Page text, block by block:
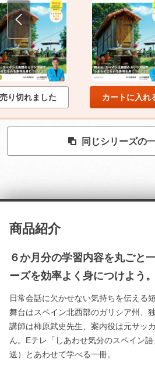
売り切れました カートに入れ
同じシリーズの
商品紹介
６か月分の学習内容を丸ごと
ーズを効率よく身につけよう。
日常会話に欠かせない気持ちを伝える
舞台はスペイン北西部のガリシア州、
講師は柿原武史先生、案内役は元サッ
ん。Eテレ「しあわせ気分のスペイン
送）とあわせて学べる一冊。